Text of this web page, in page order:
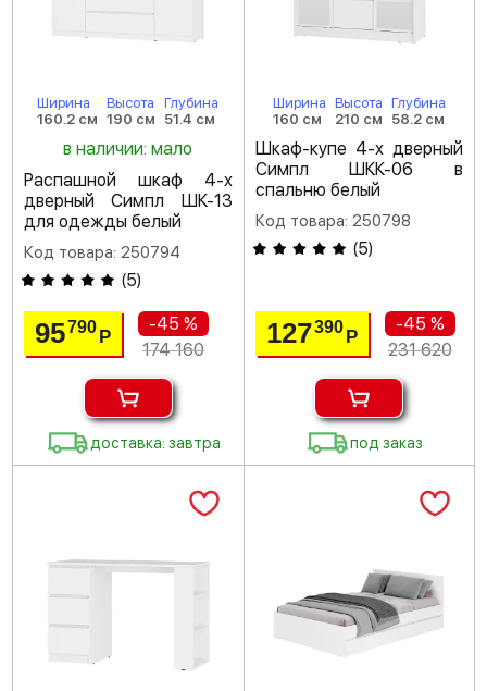
Ширина
160.2 см
Высота
190 см
Глубина
51.4 см
в наличии: мало
Распашной шкаф 4-х
дверный Симпл ШК-13
для одежды белый
Код товара: 250794
(5)
95790Р
-45 %
174 160
доставка: завтра
Ширина
160 см
Высота
210 см
Глубина
58.2 см
Шкаф-купе 4-х дверный
Симпл ШКК-06 в
спальню белый
Код товара: 250798
(5)
127390 Р
-45 %
231 620
под заказ